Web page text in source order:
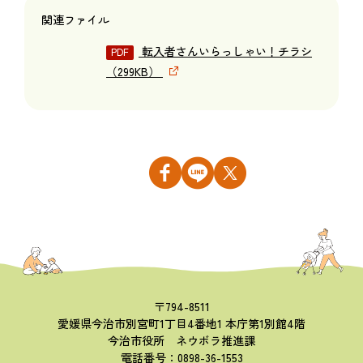
関連ファイル
転入者さんいらっしゃい！チラシ
（299KB）
〒794-8511
愛媛県今治市別宮町1丁目4番地1 本庁第1別館4階
今治市役所 ネウボラ推進課
電話番号：0898-36-1553